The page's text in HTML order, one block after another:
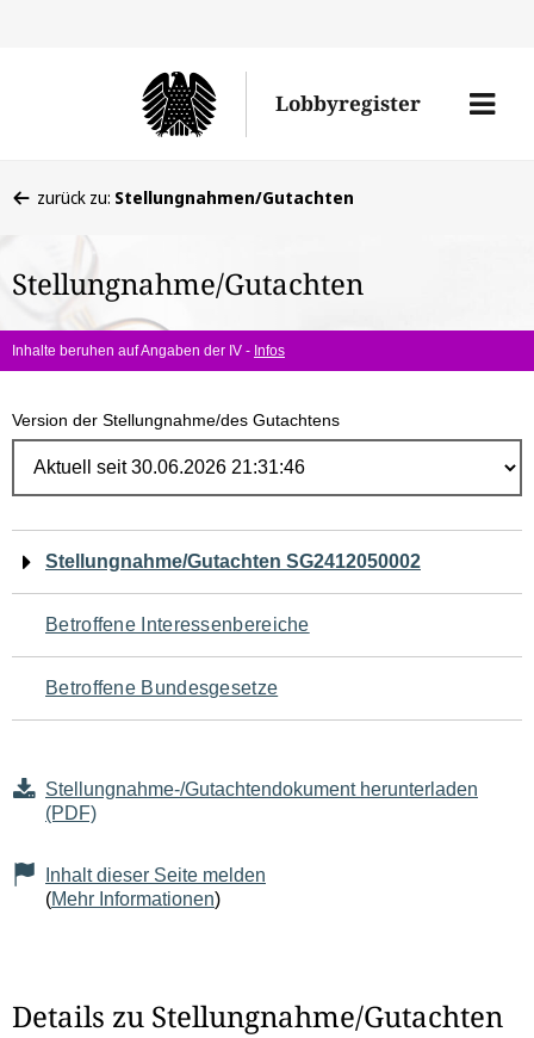
Lobbyregister
Menü
befinden
hier:
zurück zu: Stellungnahmen/Gutachten
Stellungnahme/Gutachten
Inhalte beruhen auf Angaben der IV - Infos
Version der Stellungnahme/des Gutachtens
Navigation
für
den
Seiteninhalt
Stellungnahme/Gutachten SG2412050002
Betroffene Interessenbereiche
Betroffene Bundesgesetze
Stellungnahme-/Gutachtendokument herunterladen
(PDF)
Inhalt dieser Seite melden
(Mehr Informationen)
Details zu Stellungnahme/Gutachten